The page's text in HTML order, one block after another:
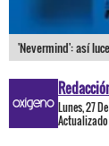
'Nevermind': así
Lunes, 27
Actualizado